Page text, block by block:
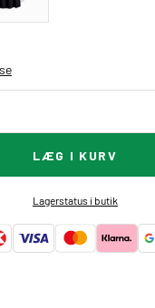
LÆG I KURV
Lagerstatus i butik